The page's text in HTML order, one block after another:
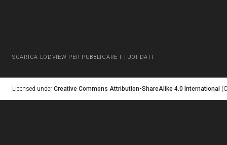
SCARICA LODVIEW PER PUBBLICARE I TUOI DATI
Licensed under Creative Commons Attribution-ShareAlike 4.0 International